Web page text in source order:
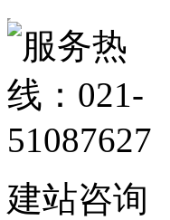
建站咨询